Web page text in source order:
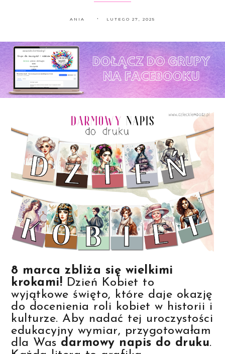
ANIA LUTEGO 27, 2025
8 marca zbliża się wielkimi
krokami! Dzień Kobiet to
wyjątkowe święto, które daje okazję
do docenienia roli kobiet w historii i
kulturze. Aby nadać tej uroczystości
edukacyjny wymiar, przygotowałam
dla Was darmowy napis do druku.